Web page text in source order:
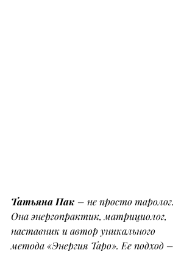
Татьяна Пак – не просто таролог.
Она энергопрактик, матрициолог,
наставник и автор уникального
метода «Энергия Таро». Ее подход –